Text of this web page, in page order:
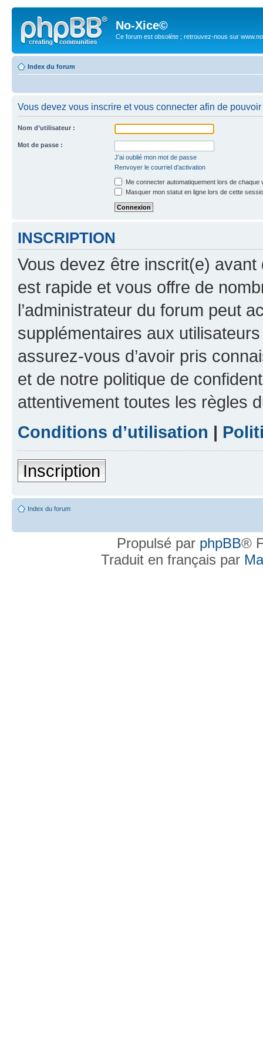
No-Xice©
Ce forum est obsolète ; retrouvez-nous sur
Index du forum
Vous devez vous inscrire et vous connecter afin de
Nom d’utilisateur :
Mot de passe :
J’ai oublié mon mot de passe
Renvoyer le courriel d’activation
Me connecter automatiquement lors de chaque
Masquer mon statut en ligne lors de cette
INSCRIPTION
Vous devez être inscrit(e) avant
est rapide et vous offre de
l’administrateur du forum peut
supplémentaires aux
assurez-vous d’avoir pris
et de notre politique de
attentivement toutes les règles
Conditions d’utilisation |
Inscription
Index du forum
Propulsé par phpBB®
Traduit en français par